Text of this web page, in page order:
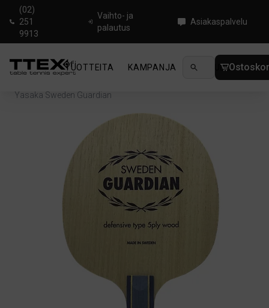
(02)
251
9913
Vaihto- ja
palautus
Asiakaspalvelu
TUOTTEITA KAMPANJA UUTUUDET
Yasaka Sweden Guardian